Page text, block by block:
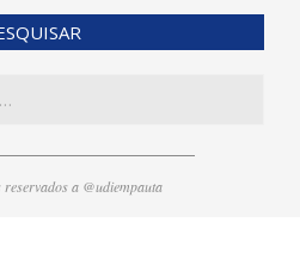
a @udiempauta